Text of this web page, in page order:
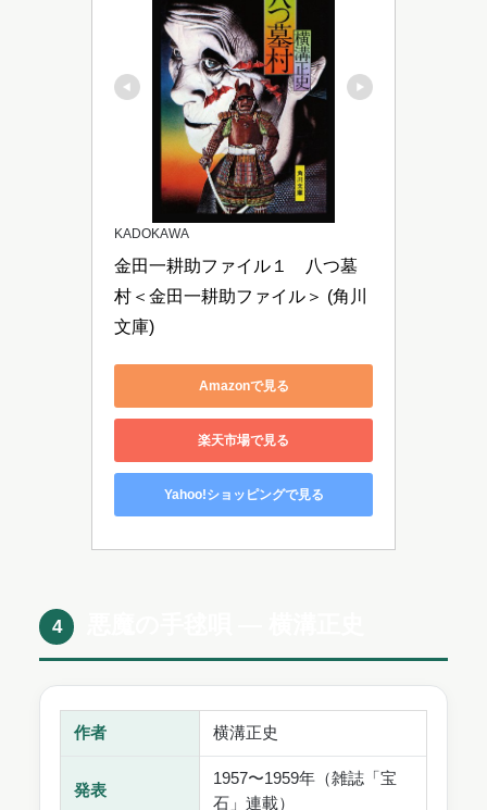
KADOKAWA
金田一耕助ファイル１　八つ墓
村＜金田一耕助ファイル＞ (角川
文庫)
Amazonで見る
楽天市場で見る
Yahoo!ショッピングで見る
4
作者 横溝正史
発表
1957〜1959年（雑誌「宝
石」連載）